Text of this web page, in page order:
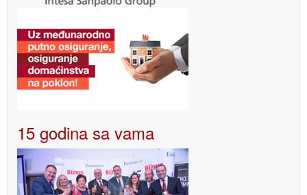
15 godina sa vama